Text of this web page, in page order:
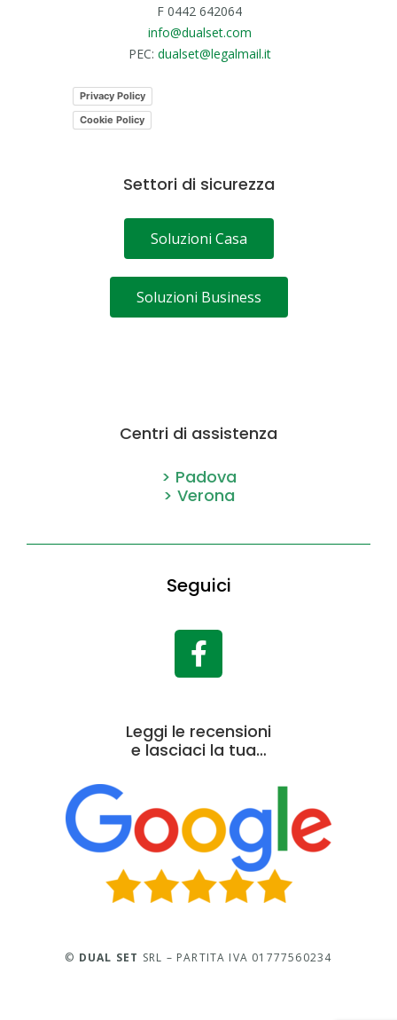
F 0442 642064
info@dualset.com
PEC: dualset@legalmail.it
Privacy Policy
Cookie Policy
Settori di sicurezza
Soluzioni Casa
Soluzioni Business
Centri di assistenza
> Padova
> Verona
Seguici
Leggi le recensioni
e lasciaci la tua…
© DUAL SET SRL – PARTITA IVA 01777560234